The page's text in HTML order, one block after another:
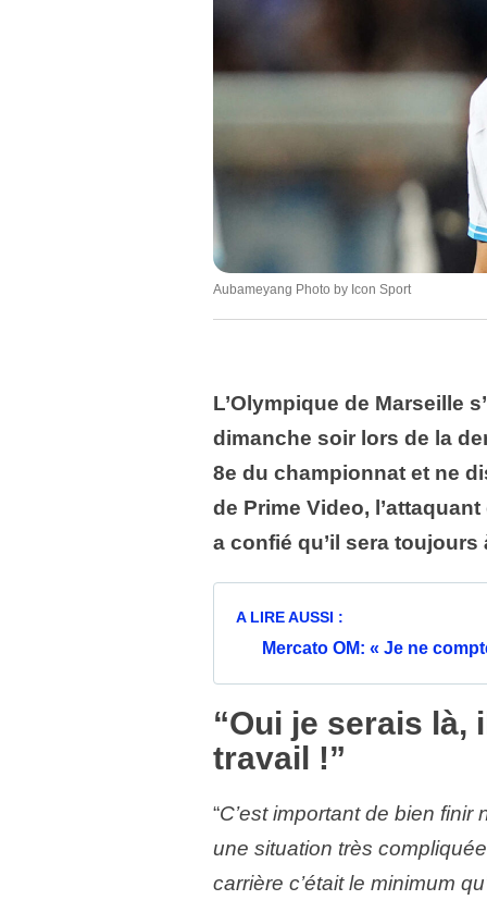
Aubameyang Photo by Icon Sport
L’Olympique de Marseille
dimanche soir lors de la
8e du championnat et ne
de Prime Video,
a confié qu’il sera
A LIRE AUSSI :
Mercato OM: « Je ne
“Oui je serais là,
travail !”
“C’est important de bien
une situation très
carrière c’était le minimum